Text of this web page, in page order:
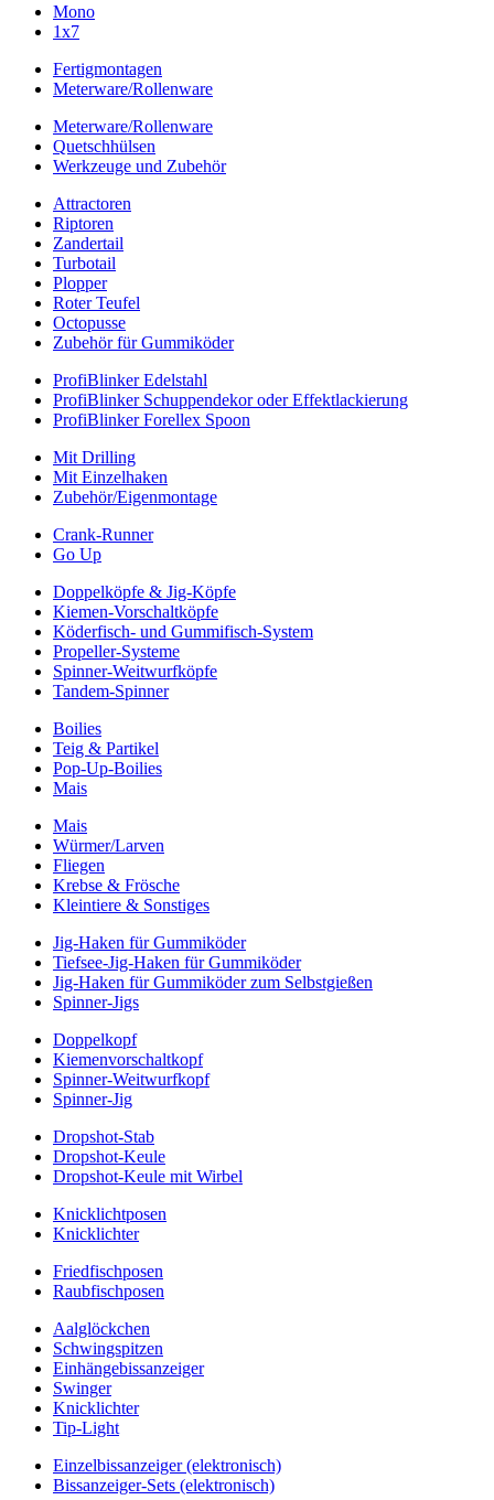
Mono
1x7
Fertigmontagen
Meterware/Rollenware
Meterware/Rollenware
Quetschhülsen
Werkzeuge und Zubehör
Attractoren
Riptoren
Zandertail
Turbotail
Plopper
Roter Teufel
Octopusse
Zubehör für Gummiköder
ProfiBlinker Edelstahl
ProfiBlinker Schuppendekor oder Effektlackierung
ProfiBlinker Forellex Spoon
Mit Drilling
Mit Einzelhaken
Zubehör/Eigenmontage
Crank-Runner
Go Up
Doppelköpfe & Jig-Köpfe
Kiemen-Vorschaltköpfe
Köderfisch- und Gummifisch-System
Propeller-Systeme
Spinner-Weitwurfköpfe
Tandem-Spinner
Boilies
Teig & Partikel
Pop-Up-Boilies
Mais
Mais
Würmer/Larven
Fliegen
Krebse & Frösche
Kleintiere & Sonstiges
Jig-Haken für Gummiköder
Tiefsee-Jig-Haken für Gummiköder
Jig-Haken für Gummiköder zum Selbstgießen
Spinner-Jigs
Doppelkopf
Kiemenvorschaltkopf
Spinner-Weitwurfkopf
Spinner-Jig
Dropshot-Stab
Dropshot-Keule
Dropshot-Keule mit Wirbel
Knicklichtposen
Knicklichter
Friedfischposen
Raubfischposen
Aalglöckchen
Schwingspitzen
Einhängebissanzeiger
Swinger
Knicklichter
Tip-Light
Einzelbissanzeiger (elektronisch)
Bissanzeiger-Sets (elektronisch)